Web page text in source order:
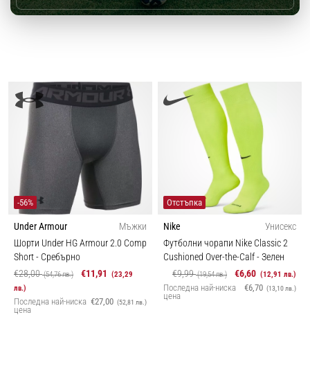
-56%
Under Armour
Мъжки
Шорти Under HG Armour 2.0 Comp
Short- Сребърно
€28,00(54,76 лв.) €11,91
(23,29
лв.)
Последна най-ниска
цена
€27,00 (52,81 лв.)
Отстъпка
Nike
Унисекс
Футболни чорапи Nike Classic 2
Cushioned Over-the-Calf- Зелен
€9,99(19,54 лв.) €6,60 (12,91 лв.)
Последна най-ниска
цена
€6,70 (13,10 лв.)